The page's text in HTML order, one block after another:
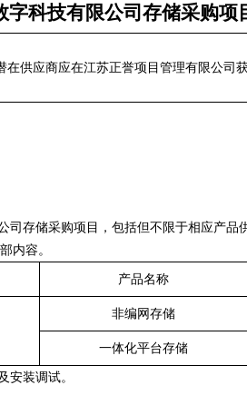
字科技有限公司存储采购项
供应商应在江苏正誉项目管理有限公司
司 存储采购项目 ，包括但不限于相应产
内容。
产品名称
非编网存储
一体化平台存储
安装调试。